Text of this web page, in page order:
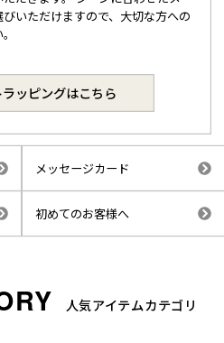
いただけますので、大切な方への
ッピングはこちら
メッセージカード
初めてのお客様へ
人気アイテムカテゴリ